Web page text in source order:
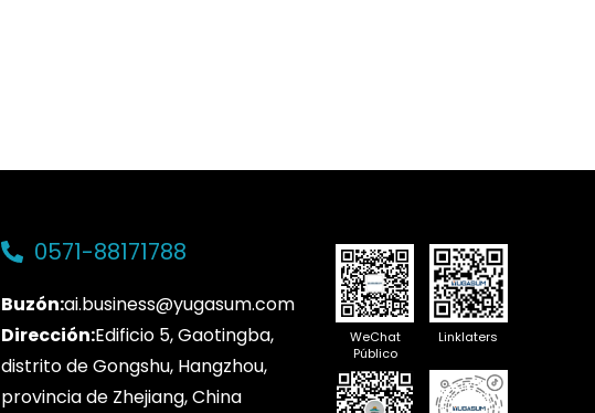
0571-88171788
Buzón:ai.business@yugasum.com
Dirección:Edificio 5, Gaotingba,
distrito de Gongshu, Hangzhou,
provincia de Zhejiang, China
WeChat
Público
Linklaters